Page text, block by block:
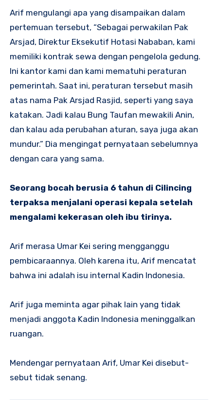
Arif mengulangi apa yang disampaikan dalam
pertemuan tersebut, “Sebagai perwakilan Pak
Arsjad, Direktur Eksekutif Hotasi Nababan, kami
memiliki kontrak sewa dengan pengelola gedung.
Ini kantor kami dan kami mematuhi peraturan
pemerintah. Saat ini, peraturan tersebut masih
atas nama Pak Arsjad Rasjid, seperti yang saya
katakan. Jadi kalau Bung Taufan mewakili Anin,
dan kalau ada perubahan aturan, saya juga akan
mundur.” Dia mengingat pernyataan sebelumnya
dengan cara yang sama.
Seorang bocah berusia 6 tahun di Cilincing
terpaksa menjalani operasi kepala setelah
mengalami kekerasan oleh ibu tirinya.
Arif merasa Umar Kei sering mengganggu
pembicaraannya. Oleh karena itu, Arif mencatat
bahwa ini adalah isu internal Kadin Indonesia.
Arif juga meminta agar pihak lain yang tidak
menjadi anggota Kadin Indonesia meninggalkan
ruangan.
Mendengar pernyataan Arif, Umar Kei disebut-
sebut tidak senang.